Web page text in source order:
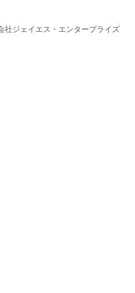
社ジェイエス・エンタープライズ